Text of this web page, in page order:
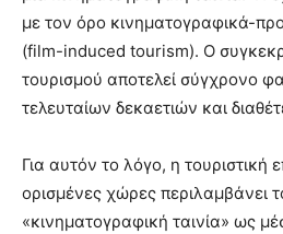
με τον όρο κινηματογραφικά-
(film-induced tourism). Ο
τουρισμού αποτελεί σύγχρονο
τελευταίων δεκαετιών και
Για αυτόν το λόγο, η τουριστική
ορισμένες χώρες περιλαμβάνει
«κινηματογραφική ταινία» ως